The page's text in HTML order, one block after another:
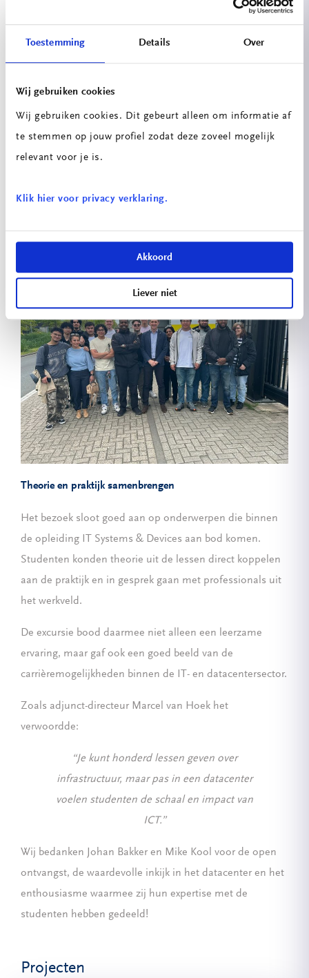
Toestemming Details Over
Wij gebruiken cookies
Wij gebruiken cookies. Dit gebeurt alleen om informatie af
te stemmen op jouw profiel zodat deze zoveel mogelijk
relevant voor je is.
Klik hier voor privacy verklaring.
Akkoord
Liever niet
gebouwen en woonwijken. NorthC werkt in Rotterdam
technische kant van datacenters, maar ook in de
toekomst van IT en digitale infrastructuur.
Theorie en praktijk samenbrengen
Het bezoek sloot goed aan op onderwerpen die binnen
de opleiding IT Systems & Devices aan bod komen.
Studenten konden theorie uit de lessen direct koppelen
aan de praktijk en in gesprek gaan met professionals uit
het werkveld.
De excursie bood daarmee niet alleen een leerzame
ervaring, maar gaf ook een goed beeld van de
carrièremogelijkheden binnen de IT- en datacentersector.
Zoals adjunct-directeur Marcel van Hoek het
verwoordde:
“Je kunt honderd lessen geven over
infrastructuur, maar pas in een datacenter
voelen studenten de schaal en impact van
ICT.”
Wij bedanken Johan Bakker en Mike Kool voor de open
ontvangst, de waardevolle inkijk in het datacenter en het
enthousiasme waarmee zij hun expertise met de
studenten hebben gedeeld!
Projecten